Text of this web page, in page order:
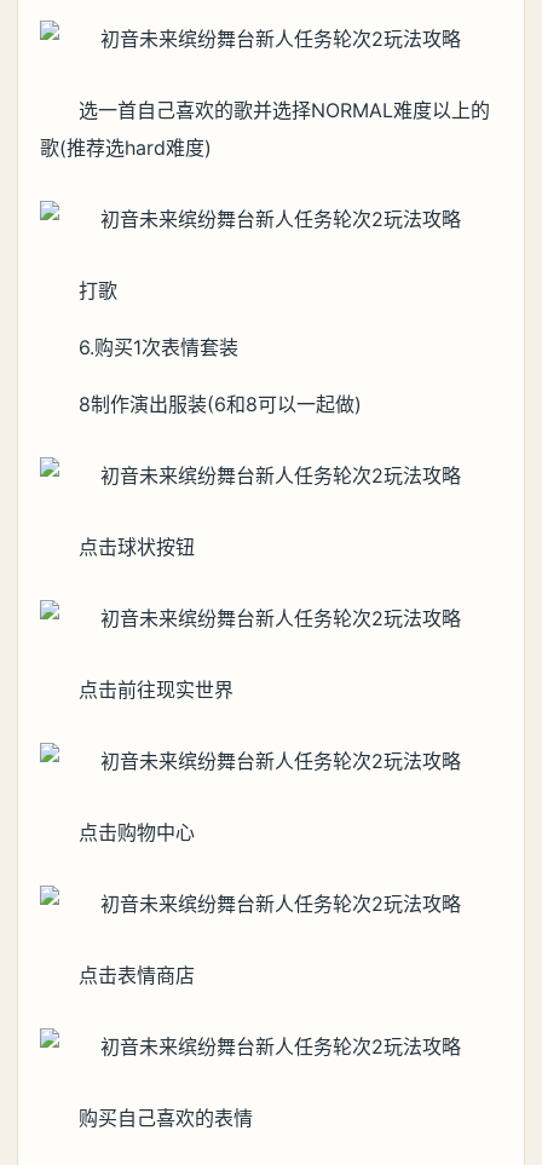
选一首自己喜欢的歌并选择NORMAL难度以上的
歌(推荐选hard难度)
打歌
6.购买1次表情套装
8制作演出服装(6和8可以一起做)
点击球状按钮
点击前往现实世界
点击购物中心
点击表情商店
购买自己喜欢的表情